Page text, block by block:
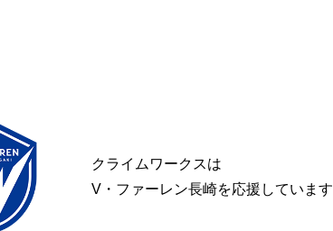
クライムワークスは
V・ファーレン長崎を応援しています